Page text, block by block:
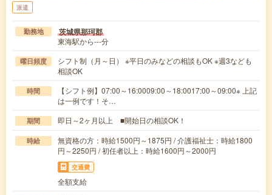
派遣
勤務地 茨城県那珂郡
東海駅から---分
曜日頻度
シフト制（月～日） ※平日のみなどの相談もOK ※週3なども
相談OK
時間
【シフト例】07:00～16:0009:00～18:0017:00～09:00※ 上記
は一例です！そ…
期間 即日～2ヶ月以上 ■開始日の相談OK！
時給
無資格の方：時給1500円～1875円 / 介護福祉士：時給1800
円～2250円 / 初任者以上：時給1600円～2000円
交通費
全額支給